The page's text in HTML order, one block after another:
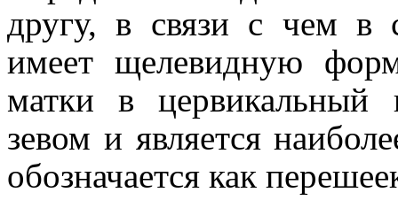
другу, в связи с чем в
имеет щелевидную
матки в цервикальный
зевом и является
обозначается как